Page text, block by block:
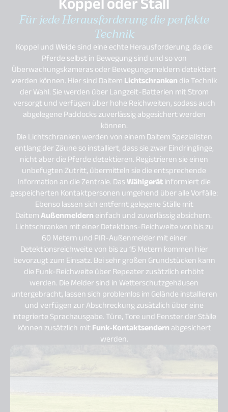
Für jede Herausforderung die perfekte
Technik
Koppel und Weide sind eine echte Herausforderung, da die
Pferde selbst in Bewegung sind und so von
Überwachungskameras oder Bewegungsmeldern detektiert
werden können. Hier sind DaitemLichtschrankendie Technik
der Wahl. Sie werden über Langzeit-Batterien mit Strom
versorgt und verfügen über hohe Reichweiten, sodass auch
abgelegene Paddocks zuverlässig abgesichert werden
können.
Die Lichtschranken werden von einem Daitem Spezialisten
entlang der Zäune so installiert, dass sie zwar Eindringlinge,
nicht aber die Pferde detektieren. Registrieren sie einen
unbefugten Zutritt, übermitteln sie die entsprechende
Information an die Zentrale. DasWählgerätinformiert die
gespeicherten Kontaktpersonen umgehend über alle Vorfälle:
Ebenso lassen sich entfernt gelegene Ställe mit
DaitemAußenmelderneinfach und zuverlässig absichern.
Lichtschranken mit einer Detektions-Reichweite von bis zu
60 Metern und PIR-Außenmelder mit einer
Detektionsreichweite von bis zu 15 Metern kommen hier
bevorzugt zum Einsatz. Bei sehr großen Grundstücken kann
die Funk-Reichweite über Repeater zusätzlich erhöht
werden. Die Melder sind in Wetterschutzgehäusen
untergebracht, lassen sich problemlos im Gelände installieren
und verfügen zur Abschreckung zusätzlich über eine
integrierte Sprachausgabe. Türe, Tore und Fenster der Ställe
können zusätzlich mitFunk-Kontaktsendernabgesichert
werden.